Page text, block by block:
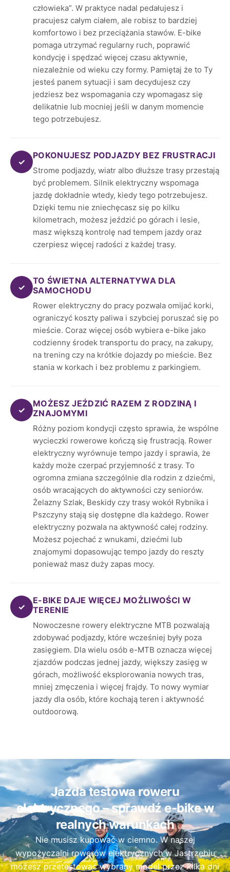
człowieka”. W praktyce nadal pedałujesz i
pracujesz całym ciałem, ale robisz to bardziej
komfortowo i bez przeciążania stawów. E-bike
pomaga utrzymać regularny ruch, poprawić
kondycję i spędzać więcej czasu aktywnie,
niezależnie od wieku czy formy. Pamiętaj że to Ty
jesteś panem sytuacji i sam decydujesz czy
jedziesz bez wspomagania czy wpomagasz się
delikatnie lub mocniej jeśli w danym momencie
tego potrzebujesz.
✓
POKONUJESZ PODJAZDY BEZ FRUSTRACJI
Strome podjazdy, wiatr albo dłuższe trasy przestają
być problemem. Silnik elektryczny wspomaga
jazdę dokładnie wtedy, kiedy tego potrzebujesz.
Dzięki temu nie zniechęcasz się po kilku
kilometrach, możesz jeździć po górach i lesie,
masz większą kontrolę nad tempem jazdy oraz
czerpiesz więcej radości z każdej trasy.
✓
TO ŚWIETNA ALTERNATYWA DLA
SAMOCHODU
Rower elektryczny do pracy pozwala omijać korki,
ograniczyć koszty paliwa i szybciej poruszać się po
mieście. Coraz więcej osób wybiera e-bike jako
codzienny środek transportu do pracy, na zakupy,
na trening czy na krótkie dojazdy po mieście. Bez
stania w korkach i bez problemu z parkingiem.
✓
MOŻESZ JEŹDZIĆ RAZEM Z RODZINĄ I
ZNAJOMYMI
Różny poziom kondycji często sprawia, że wspólne
wycieczki rowerowe kończą się frustracją. Rower
elektryczny wyrównuje tempo jazdy i sprawia, że
każdy może czerpać przyjemność z trasy. To
ogromna zmiana szczególnie dla rodzin z dziećmi,
osób wracających do aktywności czy seniorów.
Żelazny Szlak, Beskidy czy trasy wokół Rybnika i
Pszczyny stają się dostępne dla każdego. Rower
elektryczny pozwala na aktywność całej rodziny.
Możesz pojechać z wnukami, dziećmi lub
znajomymi dopasowując tempo jazdy do reszty
ponieważ masz duży zapas mocy.
✓
E-BIKE DAJE WIĘCEJ MOŻLIWOŚCI W
TERENIE
Nowoczesne rowery elektryczne MTB pozwalają
zdobywać podjazdy, które wcześniej były poza
zasięgiem. Dla wielu osób e-MTB oznacza więcej
zjazdów podczas jednej jazdy, większy zasięg w
górach, możliwość eksplorowania nowych tras,
mniej zmęczenia i więcej frajdy. To nowy wymiar
jazdy dla osób, które kochają teren i aktywność
outdoorową.
Jazda testowa roweru
elektrycznego – sprawdź e-bike w
realnych warunkach
Nie musisz kupować w ciemno. W naszej
wypożyczalni rowerów elektrycznych w Jastrzębiu
możesz przetestować wybrany model przez kilka dni